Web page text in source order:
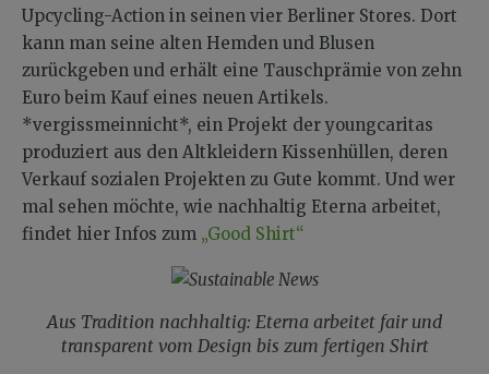
Upcycling-Action in seinen vier Berliner Stores. Dort
kann man seine alten Hemden und Blusen
zurückgeben und erhält eine Tauschprämie von zehn
Euro beim Kauf eines neuen Artikels.
*vergissmeinnicht*, ein Projekt der youngcaritas
produziert aus den Altkleidern Kissenhüllen, deren
Verkauf sozialen Projekten zu Gute kommt. Und wer
mal sehen möchte, wie nachhaltig Eterna arbeitet,
findet hier Infos zum „Good Shirt“
Aus Tradition nachhaltig: Eterna arbeitet fair und
transparent vom Design bis zum fertigen Shirt